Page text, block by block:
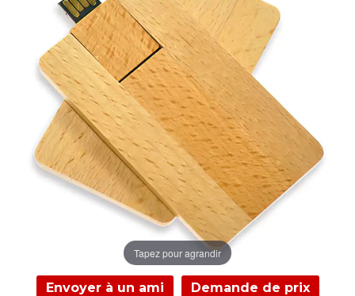
Tapez pour agrandir
Envoyer à un ami Demande de prix